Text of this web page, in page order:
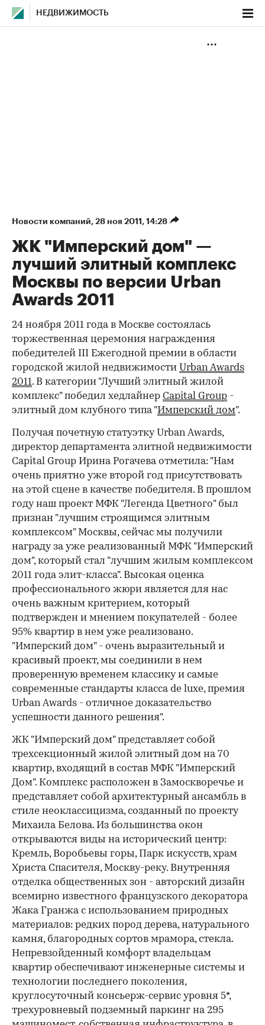
НЕДВИЖИМОСТЬ
Новости компаний⁠, 28 ноя 2011, 14:28
ЖК "Имперский дом" —
лучший элитный комплекс
Москвы по версии Urban
Awards 2011
24 ноября 2011 года в Москве состоялась
торжественная церемония награждения
победителей III Ежегодной премии в области
городской жилой недвижимости Urban Awards
2011. В категории "Лучший элитный жилой
комплекс" победил хедлайнер Capital Group -
элитный дом клубного типа "Имперский дом".
Получая почетную статуэтку Urban Awards,
директор департамента элитной недвижимости
Capital Group Ирина Рогачева отметила: "Нам
очень приятно уже второй год присутствовать
на этой сцене в качестве победителя. В прошлом
году наш проект МФК "Легенда Цветного" был
признан "лучшим строящимся элитным
комплексом" Москвы, сейчас мы получили
награду за уже реализованный МФК "Имперский
дом", который стал "лучшим жилым комплексом
2011 года элит-класса". Высокая оценка
профессионального жюри является для нас
очень важным критерием, который
подтвержден и мнением покупателей - более
95% квартир в нем уже реализовано.
"Имперский дом" - очень выразительный и
красивый проект, мы соединили в нем
проверенную временем классику и самые
современные стандарты класса de luxe, премия
Urban Awards - отличное доказательство
успешности данного решения".
ЖК "Имперский дом" представляет собой
трехсекционный жилой элитный дом на 70
квартир, входящий в состав МФК "Имперский
Дом". Комплекс расположен в Замоскворечье и
представляет собой архитектурный ансамбль в
стиле неоклассицизма, созданный по проекту
Михаила Белова. Из большинства окон
открываются виды на исторический центр:
Кремль, Воробьевы горы, Парк искусств, храм
Христа Спасителя, Москву-реку. Внутренняя
отделка общественных зон - авторский дизайн
всемирно известного французского декоратора
Жака Гранжа с использованием природных
материалов: редких пород дерева, натурального
камня, благородных сортов мрамора, стекла.
Непревзойденный комфорт владельцам
квартир обеспечивают инженерные системы и
технологии последнего поколения,
круглосуточный консьерж-сервис уровня 5*,
трехуровневый подземный паркинг на 295